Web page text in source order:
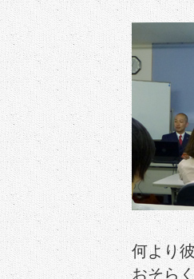
何より
おそら